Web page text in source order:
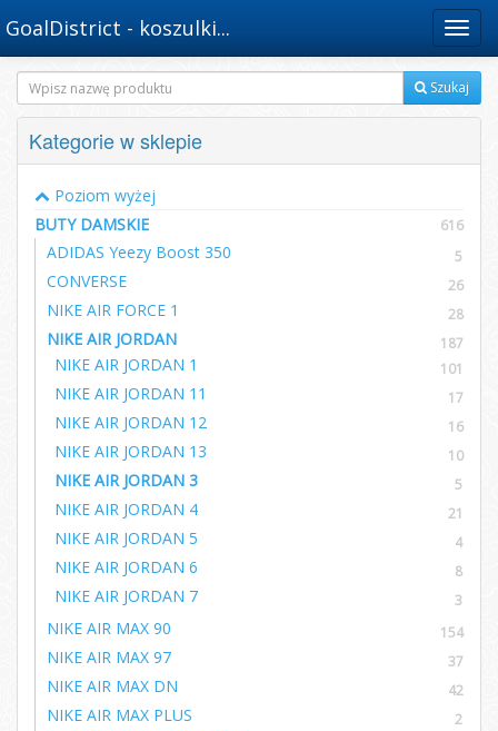
Menu
GoalDistrict - koszulki...
Szukaj
Kategorie w sklepie
Poziom wyżej
BUTY DAMSKIE
616
ADIDAS Yeezy Boost 350 5
CONVERSE 26
NIKE AIR FORCE 1 28
NIKE AIR JORDAN 187
NIKE AIR JORDAN 1 101
NIKE AIR JORDAN 11 17
NIKE AIR JORDAN 12 16
NIKE AIR JORDAN 13 10
NIKE AIR JORDAN 3 5
NIKE AIR JORDAN 4 21
NIKE AIR JORDAN 5 4
NIKE AIR JORDAN 6 8
NIKE AIR JORDAN 7 3
NIKE AIR MAX 90 154
NIKE AIR MAX 97 37
NIKE AIR MAX DN 42
NIKE AIR MAX PLUS 2